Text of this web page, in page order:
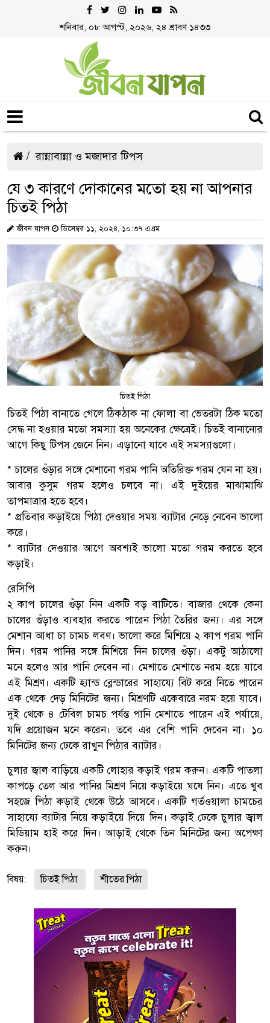
শনিবার, ০৮ আগস্ট, ২০২৬, ২৪ শ্রাবণ ১৪৩৩
রান্নাবান্না ও মজাদার টিপস
যে ৩ কারণে দোকানের মতো হয় না আপনার
চিতই পিঠা
জীবন যাপন ডিসেম্বর ১১, ২০২৪, ১০:৩৭ এএম
চিতই পিঠা
চিতই পিঠা বানাতে গেলে ঠিকঠাক না ফোলা বা ভেতরটা ঠিক মতো
সেদ্ধ না হওয়ার মতো সমস্যা হয় অনেকের ক্ষেত্রেই। চিতই বানানোর
আগে কিছু টিপস জেনে নিন। এড়ানো যাবে এই সমস্যাগুলো।
* চালের গুঁড়ার সঙ্গে মেশানো গরম পানি অতিরিক্ত গরম যেন না হয়।
আবার কুসুম গরম হলেও চলবে না। এই দুইয়ের মাঝামাঝি
তাপমাত্রার হতে হবে।
* প্রতিবার কড়াইয়ে পিঠা দেওয়ার সময় ব্যাটার নেড়ে নেবেন ভালো
করে।
* ব্যাটার দেওয়ার আগে অবশ্যই ভালো মতো গরম করতে হবে
কড়াই।
রেসিপি
২ কাপ চালের গুঁড়া নিন একটি বড় বাটিতে। বাজার থেকে কেনা
চালের গুঁড়াও ব্যবহার করতে পারেন পিঠা তৈরির জন্য। এর সঙ্গে
মেশান আধা চা চামচ লবণ। ভালো করে মিশিয়ে ২ কাপ গরম পানি
দিন। গরম পানির সঙ্গে মিশিয়ে নিন চালের গুঁড়া। একটু আঠালো
মনে হলেও আর পানি দেবেন না। মেশাতে মেশাতে নরম হয়ে যাবে
এই মিশ্রণ। একটি হ্যান্ড ব্লেন্ডারের সাহায্যে বিট করে নিতে পারেন
এক থেকে দেড় মিনিটের জন্য। মিশ্রণটি একেবারে নরম হয়ে যাবে।
দুই থেকে ৪ টেবিল চামচ পর্যন্ত পানি মেশাতে পারেন এই পর্যায়ে,
যদি প্রয়োজন মনে করেন। তবে এর বেশি পানি দেবেন না। ১০
মিনিটের জন্য ঢেকে রাখুন পিঠার ব্যাটার।
চুলার জ্বাল বাড়িয়ে একটি লোহার কড়াই গরম করুন। একটি পাতলা
কাপড়ে তেল আর পানির মিশ্রণ নিয়ে কড়াইয়ে ঘষে নিন। এতে খুব
সহজে পিঠা কড়াই থেকে উঠে আসবে। একটি গর্তওয়ালা চামচের
সাহায্যে ব্যাটার নিয়ে কড়াইয়ে দিয়ে দিন। কড়াই ঢেকে চুলার জ্বাল
মিডিয়াম হাই করে দিন। আড়াই থেকে তিন মিনিটের জন্য অপেক্ষা
করুন।
বিষয়: চিতই পিঠা শীতের পিঠা